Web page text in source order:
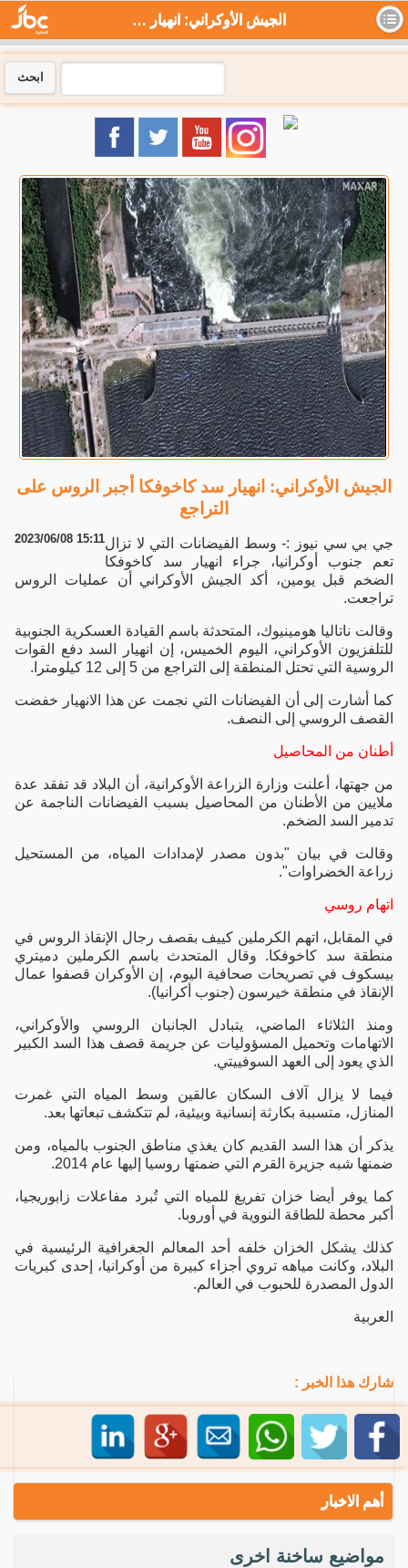
الجيش الأوكراني: انهيار سد كاخوفكا أجبر الروس على التراجع - جي بي سي نيوز
ابحث
الجيش الأوكراني: انهيار سد كاخوفكا أجبر الروس على
التراجع
2023/06/08 15:11جي بي سي نيوز :- وسط الفيضانات التي لا تزال
تعم جنوب أوكرانيا، جراء انهيار سد كاخوفكا
الضخم قبل يومين، أكد الجيش الأوكراني أن عمليات الروس
تراجعت.
وقالت ناتاليا هومينيوك، المتحدثة باسم القيادة العسكرية الجنوبية
للتلفزيون الأوكراني، اليوم الخميس، إن انهيار السد دفع القوات
الروسية التي تحتل المنطقة إلى التراجع من 5 إلى 12 كيلومترا.
كما أشارت إلى أن الفيضانات التي نجمت عن هذا الانهيار خفضت
القصف الروسي إلى النصف.
أطنان من المحاصيل
من جهتها، أعلنت وزارة الزراعة الأوكرانية، أن البلاد قد تفقد عدة
ملايين من الأطنان من المحاصيل بسبب الفيضانات الناجمة عن
تدمير السد الضخم.
وقالت في بيان "بدون مصدر لإمدادات المياه، من المستحيل
زراعة الخضراوات".
اتهام روسي
في المقابل، اتهم الكرملين كييف بقصف رجال الإنقاذ الروس في
منطقة سد كاخوفكا. وقال المتحدث باسم الكرملين دميتري
بيسكوف في تصريحات صحافية اليوم، إن الأوكران قصفوا عمال
الإنقاذ في منطقة خيرسون (جنوب أكرانيا).
ومنذ الثلاثاء الماضي، يتبادل الجانبان الروسي والأوكراني،
الاتهامات وتحميل المسؤوليات عن جريمة قصف هذا السد الكبير
الذي يعود إلى العهد السوفييتي.
فيما لا يزال آلاف السكان عالقين وسط المياه التي غمرت
المنازل، متسببة بكارثة إنسانية وبيئية، لم تتكشف تبعاتها بعد.
يذكر أن هذا السد القديم كان يغذي مناطق الجنوب بالمياه، ومن
ضمنها شبه جزيرة القرم التي ضمتها روسيا إليها عام 2014.
كما يوفر أيضا خزان تفريغ للمياه التي تُبرد مفاعلات زابوريجيا،
أكبر محطة للطاقة النووية في أوروبا.
كذلك يشكل الخزان خلفه أحد المعالم الجغرافية الرئيسية في
البلاد، وكانت مياهه تروي أجزاء كبيرة من أوكرانيا، إحدى كبريات
الدول المصدرة للحبوب في العالم.
العربية
شارك هذا الخبر :
أهم الاخبار
مواضيع ساخنة اخرى